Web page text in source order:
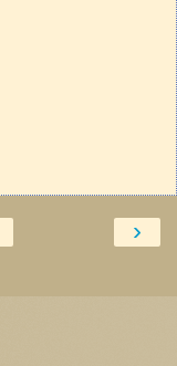
›